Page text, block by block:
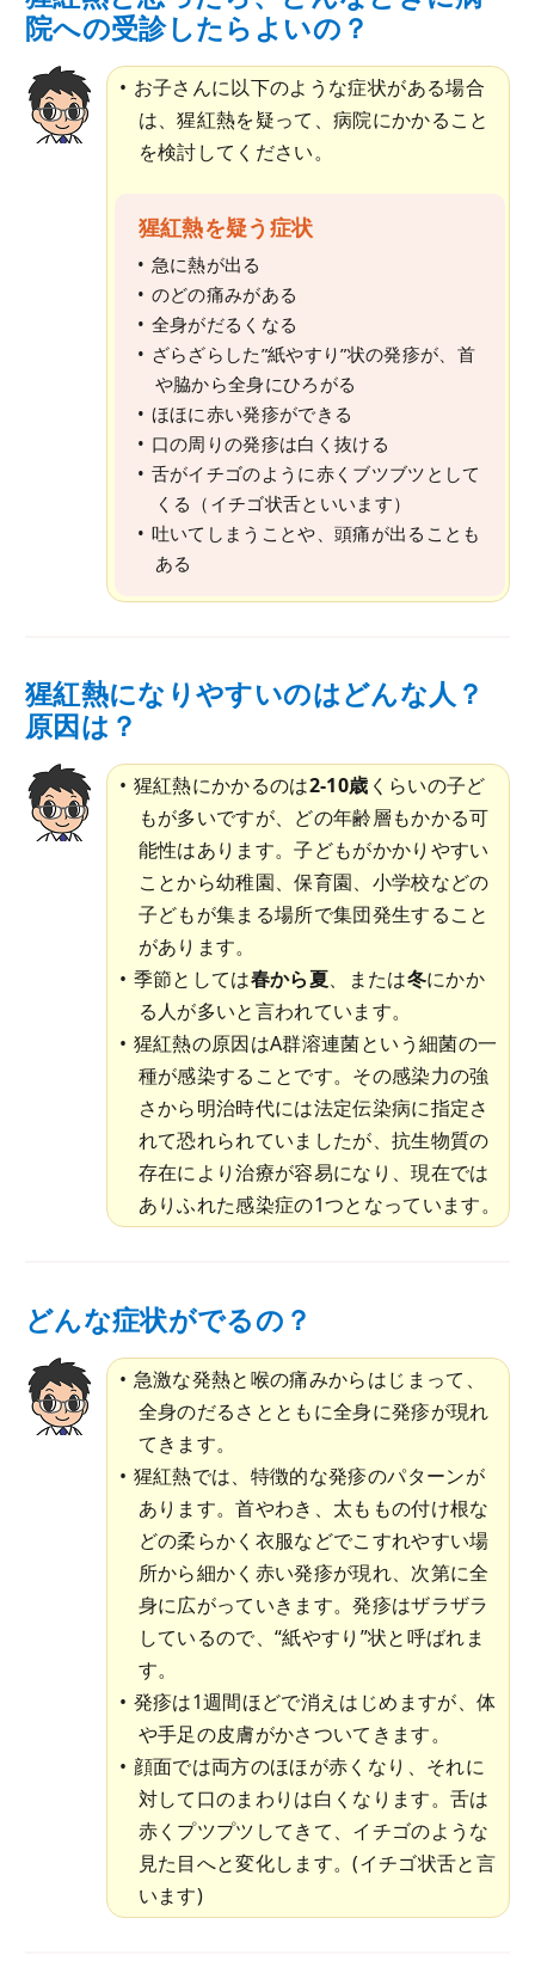
院への受診したらよいの？
お子さんに以下のような症状がある場合
は、猩紅熱を疑って、病院にかかること
を検討してください。
猩紅熱を疑う症状
急に熱が出る
のどの痛みがある
全身がだるくなる
ざらざらした”紙やすり”状の発疹が、首
や脇から全身にひろがる
ほほに赤い発疹ができる
口の周りの発疹は白く抜ける
舌がイチゴのように赤くブツブツとして
くる（イチゴ状舌といいます）
吐いてしまうことや、頭痛が出ることも
ある
猩紅熱になりやすいのはどんな人？
原因は？
猩紅熱にかかるのは2-10歳 くらいの子ど
もが多いですが、どの年齢層もかかる可
能性はあります。子どもがかかりやすい
ことから幼稚園、保育園、小学校などの
子どもが集まる場所で集団発生すること
があります。
季節としては春から夏、または冬にかか
る人が多いと言われています。
猩紅熱の原因はA群溶連菌という細菌の一
種が感染することです。その感染力の強
さから明治時代には法定伝染病に指定さ
れて恐れられていましたが、抗生物質の
存在により治療が容易になり、現在では
ありふれた感染症の1つとなっています。
どんな症状がでるの？
急激な発熱と喉の痛みからはじまって、
全身のだるさとともに全身に発疹が現れ
てきます。
猩紅熱では、特徴的な発疹のパターンが
あります。首やわき、太ももの付け根な
どの柔らかく衣服などでこすれやすい場
所から細かく赤い発疹が現れ、次第に全
身に広がっていきます。発疹はザラザラ
しているので、“紙やすり”状と呼ばれま
す。
発疹は1週間ほどで消えはじめますが、体
や手足の皮膚がかさついてきます。
顔面では両方のほほが赤くなり、それに
対して口のまわりは白くなります。舌は
赤くプツプツしてきて、イチゴのような
見た目へと変化します。(イチゴ状舌と言
います)